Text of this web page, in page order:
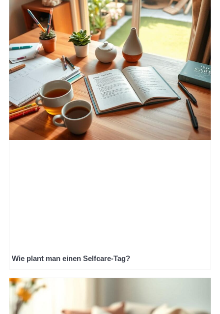
Wie plant man einen Selfcare-Tag?